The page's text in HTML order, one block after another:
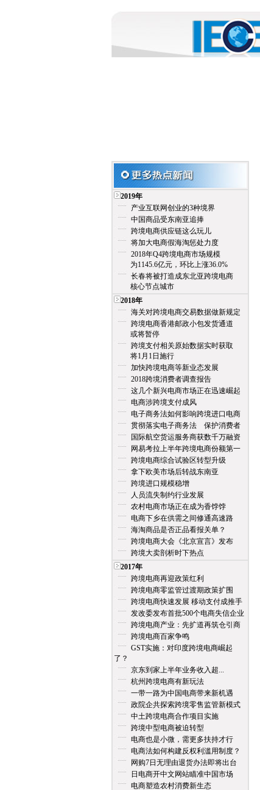
2019年
产业互联网创业的3种境界
中国商品受东南亚追捧
跨境电商供应链这么玩儿
将加大电商假海淘惩处力度
2018年Q4跨境电商市场规模
为1145.6亿元，环比上涨36.0%
长春将被打造成东北亚跨境电商
核心节点城市
2018年
海关对跨境电商交易数据做新规定
跨境电商香港邮政小包发货通道
或将暂停
跨境支付相关原始数据实时获取
将1月1日施行
加快跨境电商等新业态发展
2018跨境消费者调查报告
这几个新兴电商市场正在迅速崛起
电商涉跨境支付成风
电子商务法如何影响跨境进口电商
贯彻落实电子商务法 保护消费者
国际航空货运服务商获数千万融资
网易考拉上半年跨境电商份额第一
跨境电商综合试验区转型升级
拿下欧美市场后转战东南亚
跨境进口规模稳增
人员流失制约行业发展
农村电商市场正在成为香饽饽
电商下乡在供需之间修通高速路
海淘商品是否正品看报关单？
跨境电商大会《北京宣言》发布
跨境大卖剖析时下热点
2017年
跨境电商再迎政策红利
跨境电商零监管过渡期政策扩围
跨境电商快速发展 移动支付成推手
发改委发布首批500个电商失信企业
跨境电商产业：先扩道再筑仓引商
跨境电商百家争鸣
GST实施：对印度跨境电商崛起
了？
京东到家上半年业务收入超...
杭州跨境电商有新玩法
一带一路为中国电商带来新机遇
政院企共探索跨境零售监管新模式
中土跨境电商合作项目实施
跨境中型电商被迫转型
电商也是小微，需更多扶持才行
电商法如何构建反权利滥用制度？
网购7日无理由退货办法即将出台
日电商开中文网站瞄准中国市场
电商塑造农村消费新生态